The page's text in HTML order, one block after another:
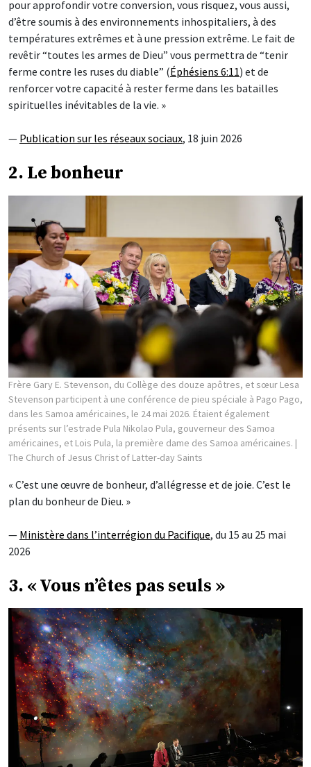
pour approfondir votre conversion, vous risquez, vous aussi,
d’être soumis à des environnements inhospitaliers, à des
températures extrêmes et à une pression extrême. Le fait de
revêtir “toutes les armes de Dieu” vous permettra de “tenir
ferme contre les ruses du diable” (Éphésiens 6:11) et de
renforcer votre capacité à rester ferme dans les batailles
spirituelles inévitables de la vie. »
— Publication sur les réseaux sociaux, 18 juin 2026
2. Le bonheur
Frère Gary E. Stevenson, du Collège des douze apôtres, et sœur Lesa
Stevenson participent à une conférence de pieu spéciale à Pago Pago,
dans les Samoa américaines, le 24 mai 2026. Étaient également
présents sur l’estrade Pula Nikolao Pula, gouverneur des Samoa
américaines, et Lois Pula, la première dame des Samoa américaines. |
The Church of Jesus Christ of Latter-day Saints
« C’est une œuvre de bonheur, d’allégresse et de joie. C’est le
plan du bonheur de Dieu. »
— Ministère dans l’interrégion du Pacifique, du 15 au 25 mai
2026
3. « Vous n’êtes pas seuls »